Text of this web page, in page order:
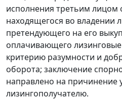
исполнения третьим лицом
находящегося во владении
претендующего на его
оплачивающего
критерию разумности и
оборота; заключение
направлено на причинение
лизингополучателю.